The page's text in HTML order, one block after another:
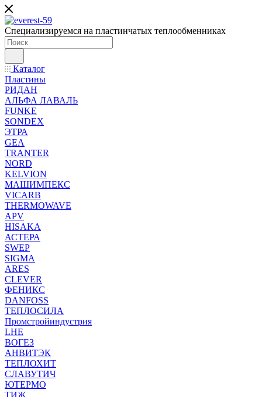
Специализируемся на пластинчатых теплообменниках
Каталог
Пластины
РИДАН
АЛЬФА ЛАВАЛЬ
FUNKE
SONDEX
ЭТРА
GEA
TRANTER
NORD
KELVION
МАШИМПЕКС
VICARB
THERMOWAVE
APV
HISAKA
АСТЕРА
SWEP
SIGMA
ARES
CLEVER
ФЕНИКС
DANFOSS
ТЕПЛОСИЛА
Промстройиндустрия
LHE
ВОГЕЗ
АНВИТЭК
ТЕПЛОХИТ
СЛАВУТИЧ
ЮТЕРМО
ТИЖ